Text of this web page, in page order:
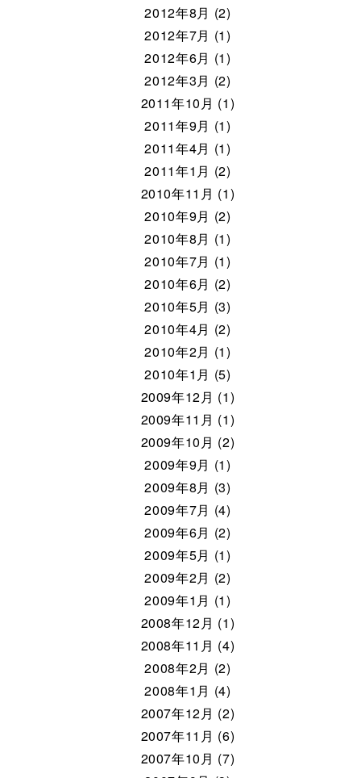
2012年8月 (2)
2012年7月 (1)
2012年6月 (1)
2012年3月 (2)
2011年10月 (1)
2011年9月 (1)
2011年4月 (1)
2011年1月 (2)
2010年11月 (1)
2010年9月 (2)
2010年8月 (1)
2010年7月 (1)
2010年6月 (2)
2010年5月 (3)
2010年4月 (2)
2010年2月 (1)
2010年1月 (5)
2009年12月 (1)
2009年11月 (1)
2009年10月 (2)
2009年9月 (1)
2009年8月 (3)
2009年7月 (4)
2009年6月 (2)
2009年5月 (1)
2009年2月 (2)
2009年1月 (1)
2008年12月 (1)
2008年11月 (4)
2008年2月 (2)
2008年1月 (4)
2007年12月 (2)
2007年11月 (6)
2007年10月 (7)